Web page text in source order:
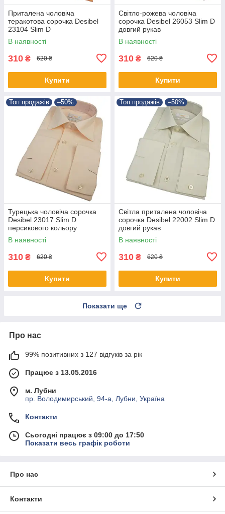
Приталена чоловіча
теракотова сорочка Desibel
23104 Slim D
В наявності
310 ₴ 620 ₴
Купити
Світло-рожева чоловіча
сорочка Desibel 26053 Slim D
довгий рукав
В наявності
310 ₴ 620 ₴
Купити
Топ продажів –50%
Турецька чоловіча сорочка
Desibel 23017 Slim D
персикового кольору
В наявності
310 ₴ 620 ₴
Купити
Топ продажів –50%
Світла приталена чоловіча
сорочка Desibel 22002 Slim D
довгий рукав
В наявності
310 ₴ 620 ₴
Купити
Показати ще
Про нас
99% позитивних з 127 відгуків за рік
Працює з 13.05.2016
м. Лубни
пр. Володимирський, 94-а, Лубни, Україна
Контакти
Сьогодні працює з 09:00 до 17:50
Показати весь графік роботи
Про нас
Контакти